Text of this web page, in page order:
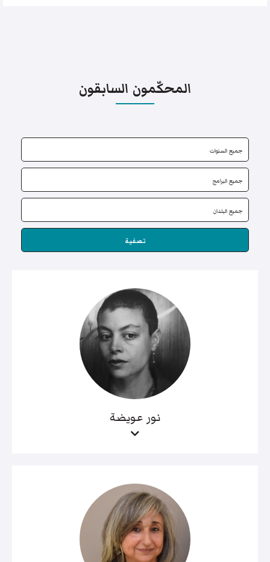
المحكّمون السابقون
تصفية
نور عويضة